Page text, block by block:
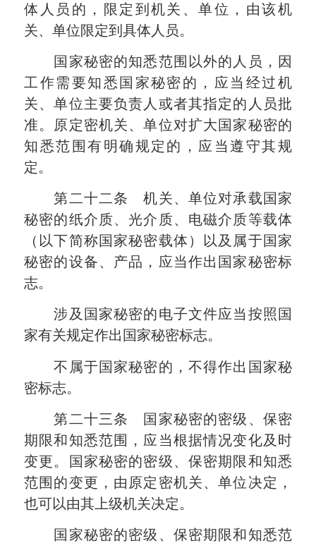
体人员的，限定到机关、单位，由该机
关、单位限定到具体人员。
国家秘密的知悉范围以外的人员，因
工作需要知悉国家秘密的，应当经过机
关、单位主要负责人或者其指定的人员批
准。原定密机关、单位对扩大国家秘密的
知悉范围有明确规定的，应当遵守其规
定。
第二十二条 机关、单位对承载国家
秘密的纸介质、光介质、电磁介质等载体
（以下简称国家秘密载体）以及属于国家
秘密的设备、产品，应当作出国家秘密标
志。
涉及国家秘密的电子文件应当按照国
家有关规定作出国家秘密标志。
不属于国家秘密的，不得作出国家秘
密标志。
第二十三条 国家秘密的密级、保密
期限和知悉范围，应当根据情况变化及时
变更。国家秘密的密级、保密期限和知悉
范围的变更，由原定密机关、单位决定，
也可以由其上级机关决定。
国家秘密的密级、保密期限和知悉范